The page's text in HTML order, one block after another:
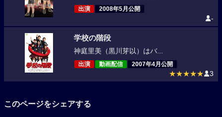
出演 2008年5月公開
-
学校の階段
神庭里美（黒川芽以）はバ...
出演 動画配信 2007年4月公開
★★★★★ 3
このページをシェアする